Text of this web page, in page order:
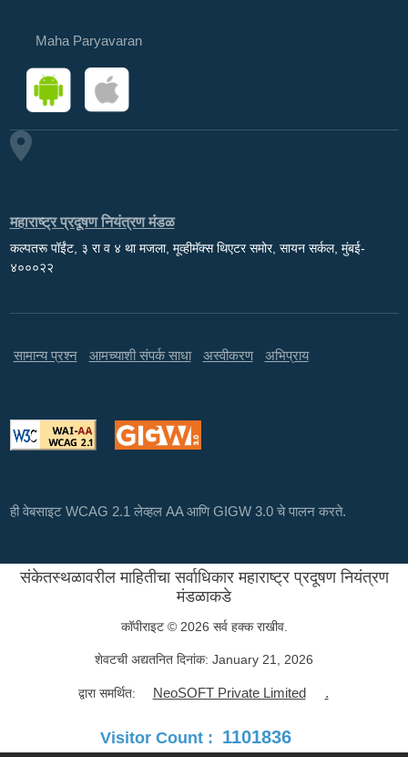
Maha Paryavaran
महाराष्ट्र प्रदूषण नियंत्रण मंडळ
कल्पतरू पॉईंट, ३ रा व ४ था मजला, मूव्हीमॅक्स थिएटर समोर, सायन सर्कल, मुंबई-
४०००२२
सामान्य प्रश्न आमच्याशी संपर्क साधा अस्वीकरण अभिप्राय
ही वेबसाइट WCAG 2.1 लेव्हल AA आणि GIGW 3.0 चे पालन करते.
संकेतस्थळावरील माहितीचा सर्वाधिकार महाराष्ट्र प्रदूषण नियंत्रण
मंडळाकडे
कॉपीराइट © 2026 सर्व हक्क राखीव.
शेवटची अद्यतनित दिनांक: January 21, 2026
द्वारा समर्थित: NeoSOFT Private Limited .
Visitor Count : 1101836